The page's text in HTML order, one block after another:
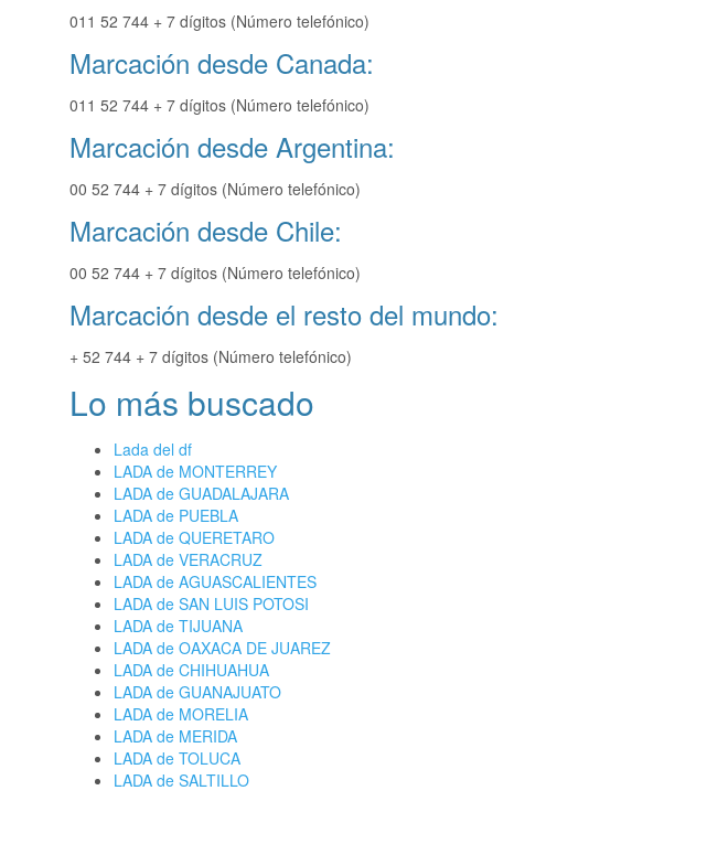
011 52 744 + 7 dígitos (Número telefónico)
Marcación desde Canada:
011 52 744 + 7 dígitos (Número telefónico)
Marcación desde Argentina:
00 52 744 + 7 dígitos (Número telefónico)
Marcación desde Chile:
00 52 744 + 7 dígitos (Número telefónico)
Marcación desde el resto del mundo:
+ 52 744 + 7 dígitos (Número telefónico)
Lo más buscado
Lada del df
LADA de MONTERREY
LADA de GUADALAJARA
LADA de PUEBLA
LADA de QUERETARO
LADA de VERACRUZ
LADA de AGUASCALIENTES
LADA de SAN LUIS POTOSI
LADA de TIJUANA
LADA de OAXACA DE JUAREZ
LADA de CHIHUAHUA
LADA de GUANAJUATO
LADA de MORELIA
LADA de MERIDA
LADA de TOLUCA
LADA de SALTILLO